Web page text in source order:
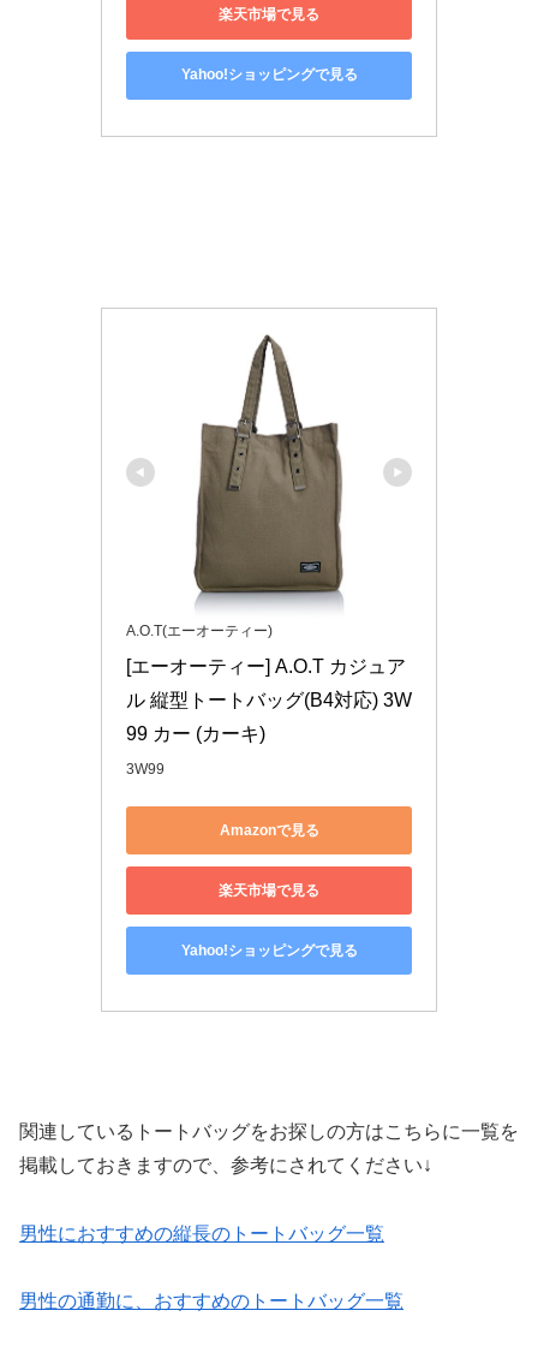
楽天市場で見る
Yahoo!ショッピングで見る
A.O.T(エーオーティー)
[エーオーティー] A.O.T カジュア
ル 縦型トートバッグ(B4対応) 3W
99 カー (カーキ)
3W99
Amazonで見る
楽天市場で見る
Yahoo!ショッピングで見る
関連しているトートバッグをお探しの方はこちらに一覧を
掲載しておきますので、参考にされてください↓
男性におすすめの縦長のトートバッグ一覧
男性の通勤に、おすすめのトートバッグ一覧